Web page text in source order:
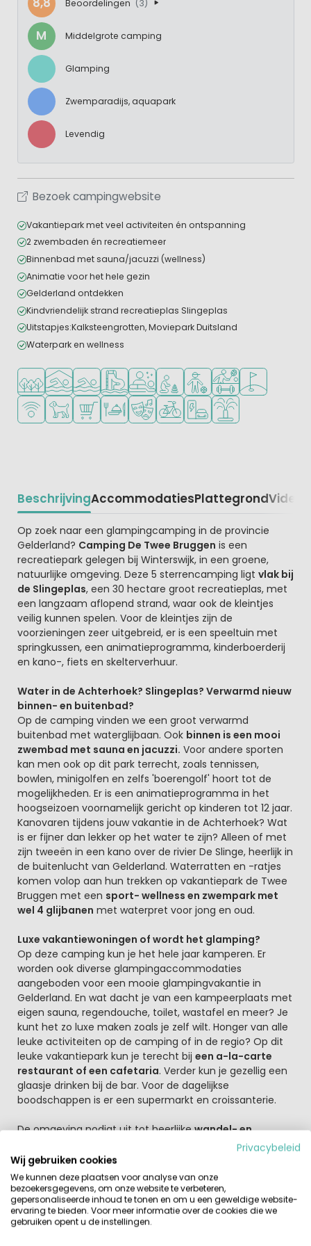
Beoordelingen (3)
M Middelgrote camping
Glamping
Zwemparadijs, aquapark
Levendig
Bezoek campingwebsite
Vakantiepark met veel activiteiten én ontspanning
2 zwembaden én recreatiemeer
Binnenbad met sauna/jacuzzi (wellness)
Animatie voor het hele gezin
Gelderland ontdekken
Kindvriendelijk strand recreatieplas Slingeplas
Uitstapjes:Kalksteengrotten, Moviepark Duitsland
Waterpark en wellness
Ligt in een bosrijke omgeving
Overdekt zwembad
Openlucht zwembad
Zwemparadijs of waterpark
Wellnessfaciliteiten
Aanbevolen voor jonge kinderen
Aanbevolen voor tieners
Veel Golfbaan in
WiFi beschikbaar
Huisdieren toegestaan
Campingwinkel/Supermarkt
Restaurant of pizzeria
Animatieprogramma
Fietsverhuur
Laadpaal elektrische auto
Waterspeeltuin
BeschrijvingAccommodatiesPlattegrondVideo
Beschrijving
Op zoek naar een glampingcamping in de provincie
Gelderland? Camping De Twee Bruggen is een
recreatiepark gelegen bij Winterswijk, in een groene,
natuurlijke omgeving. Deze 5 sterrencamping ligt vlak bij
de Slingeplas, een 30 hectare groot recreatieplas, met
een langzaam aflopend strand, waar ook de kleintjes
veilig kunnen spelen. Voor de kleintjes zijn de
voorzieningen zeer uitgebreid, er is een speeltuin met
springkussen, een animatieprogramma, kinderboerderij
en kano-, fiets en skelterverhuur.
Water in de Achterhoek? Slingeplas? Verwarmd nieuw
binnen- en buitenbad?
Op de camping vinden we een groot verwarmd
buitenbad met waterglijbaan. Ook binnen is een mooi
zwembad met sauna en jacuzzi. Voor andere sporten
kan men ook op dit park terrecht, zoals tennissen,
bowlen, minigolfen en zelfs 'boerengolf' hoort tot de
mogelijkheden. Er is een animatieprogramma in het
hoogseizoen voornamelijk gericht op kinderen tot 12 jaar.
Kanovaren tijdens jouw vakantie in de Achterhoek? Wat
is er fijner dan lekker op het water te zijn? Alleen of met
zijn tweeën in een kano over de rivier De Slinge, heerlijk in
de buitenlucht van Gelderland. Waterratten en -ratjes
komen volop aan hun trekken op vakantiepark de Twee
Bruggen met een sport- wellness en zwempark met
wel 4 glijbanen met waterpret voor jong en oud.
Luxe vakantiewoningen of wordt het glamping?
Op deze camping kun je het hele jaar kamperen. Er
worden ook diverse glampingaccommodaties
aangeboden voor een mooie glampingvakantie in
Gelderland. En wat dacht je van een kampeerplaats met
eigen sauna, regendouche, toilet, wastafel en meer? Je
kunt het zo luxe maken zoals je zelf wilt. Honger van alle
leuke activiteiten op de camping of in de regio? Op dit
leuke vakantiepark kun je terecht bij een a-la-carte
restaurant of een cafetaria. Verder kun je gezellig een
glaasje drinken bij de bar. Voor de dagelijkse
boodschappen is er een supermarkt en croissanterie.
De omgeving nodigt uit tot heerlijkewandel- en
. Stap op de fiets en ontdek de prachtige
landgoederen, boerderijen, zandpaden, buurtschappen,
winkelcentra, knusse theetuinen, wijngoederen en ga zo
maar door. De Achterhoek ligt dicht bij de Duitse grens
(vergeet het kasteel Anholt aan de Duitse kant niet).
Aalten en Ruurlo zijn mooiesfeervolle plaatsjes.Op de
camping is een WiFi punt.--
Privacybeleid
Wij gebruiken cookies
We kunnen deze plaatsen voor analyse van onze
bezoekersgegevens, om onze website te verbeteren,
gepersonaliseerde inhoud te tonen en om u een geweldige website-
ervaring te bieden. Voor meer informatie over de cookies die we
gebruiken opent u de instellingen.